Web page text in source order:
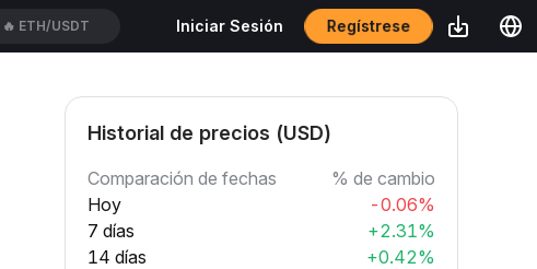
🔥 ETH/USDT Iniciar Sesión Regístrese
Historial de precios (USD)
Comparación de fechas
% de cambio
Hoy
-0.06%
7 días
+2.31%
14 días
+0.42%